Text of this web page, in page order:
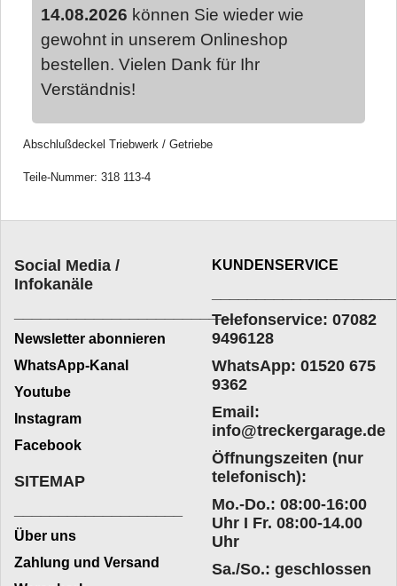
14.08.2026 können Sie wieder wie
gewohnt in unserem Onlineshop
bestellen. Vielen Dank für Ihr
Verständnis!
Abschlußdeckel Triebwerk / Getriebe
Teile-Nummer: 318 113-4
Social Media /
Infokanäle
_________________________
Newsletter abonnieren
WhatsApp-Kanal
Youtube
Instagram
Facebook
KUNDENSERVICE
Telefonservice: 07082
9496128
WhatsApp: 01520 675
9362
Email:
info@treckergarage.de
Öffnungszeiten (nur
telefonisch):
Mo.-Do.: 08:00-16:00
Uhr I Fr. 08:00-14.00
Uhr
Sa./So.: geschlossen
SITEMAP
Über uns
Zahlung und Versand